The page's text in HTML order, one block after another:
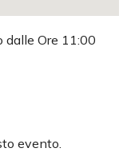
dalle Ore 11:00
evento.